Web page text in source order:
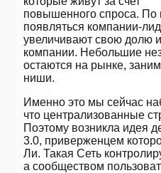
повышенного спроса. По
появляться компании-
увеличивают свою долю
компании. Небольшие
остаются на рынке,
ниши.
Именно это мы сейчас
что централизованные
Поэтому возникла идея
3.0, приверженцем
Ли. Такая Сеть
а сообществом